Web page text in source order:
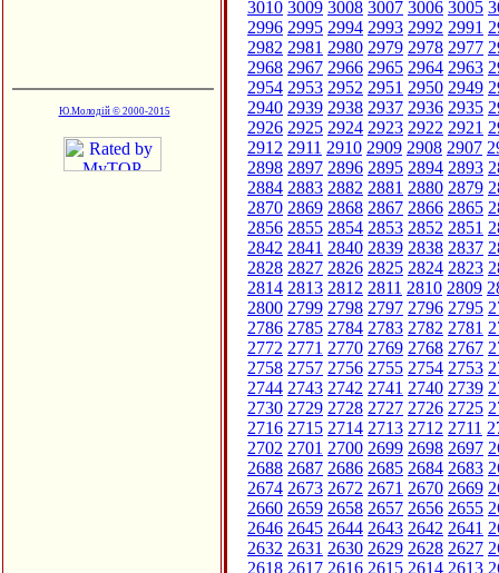
Ю.Молодій © 2000-2015
3010 3009 3008 3007 3006 3005
2996 2995 2994 2993 2992 2991
2982 2981 2980 2979 2978 2977
2968 2967 2966 2965 2964 2963
2954 2953 2952 2951 2950 2949
2940 2939 2938 2937 2936 2935
2926 2925 2924 2923 2922 2921
2912 2911 2910 2909 2908 2907
2898 2897 2896 2895 2894 2893
2884 2883 2882 2881 2880 2879
2870 2869 2868 2867 2866 2865
2856 2855 2854 2853 2852 2851
2842 2841 2840 2839 2838 2837
2828 2827 2826 2825 2824 2823
2814 2813 2812 2811 2810 2809
2800 2799 2798 2797 2796 2795
2786 2785 2784 2783 2782 2781
2772 2771 2770 2769 2768 2767
2758 2757 2756 2755 2754 2753
2744 2743 2742 2741 2740 2739
2730 2729 2728 2727 2726 2725
2716 2715 2714 2713 2712 2711
2702 2701 2700 2699 2698 2697
2688 2687 2686 2685 2684 2683
2674 2673 2672 2671 2670 2669
2660 2659 2658 2657 2656 2655
2646 2645 2644 2643 2642 2641
2632 2631 2630 2629 2628 2627
2618 2617 2616 2615 2614 2613